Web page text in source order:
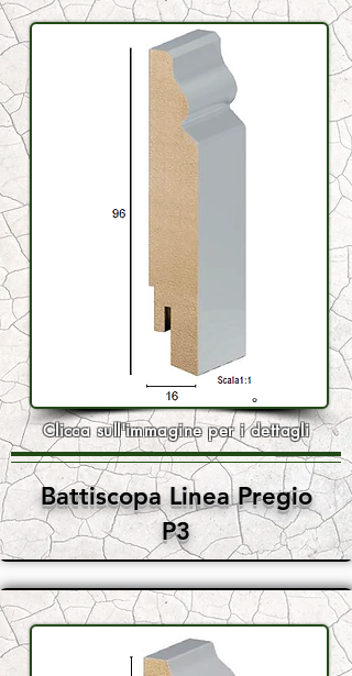
Clicca sull'immagine per i dettagli
Battiscopa Linea Pregio
P3